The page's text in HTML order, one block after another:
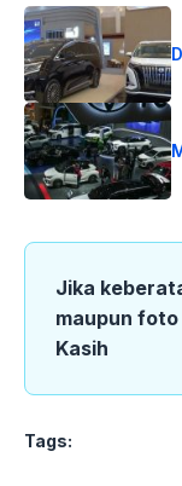
Jika
maupun foto
Kasih
Tags: